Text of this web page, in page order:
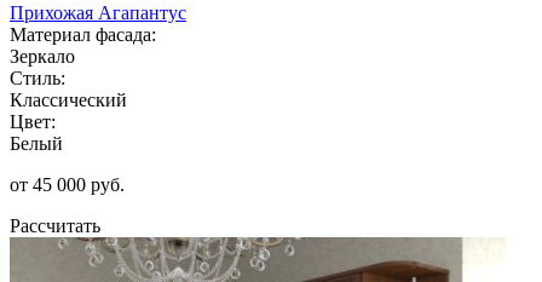
Прихожая Агапантус
Материал фасада:
Зеркало
Стиль:
Классический
Цвет:
Белый
от 45 000 руб.
Рассчитать